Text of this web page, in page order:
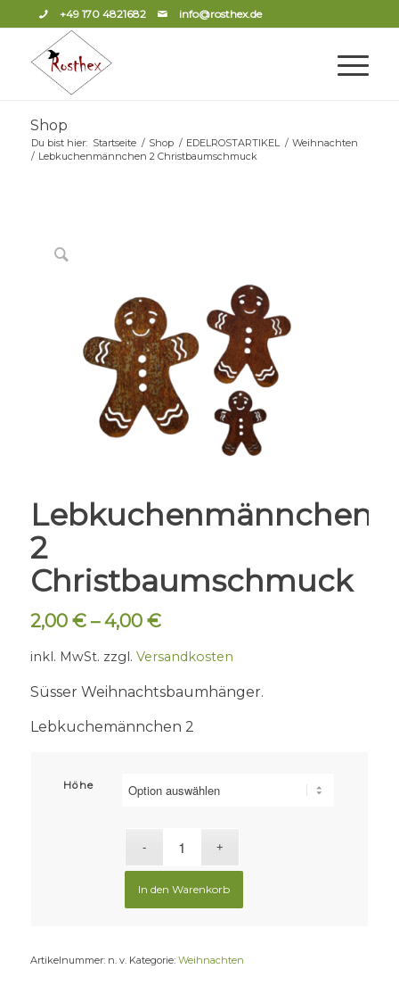
+49 170 4821682 info@rosthex.de
Shop
Du bist hier: Startseite / Shop / EDELROSTARTIKEL / Weihnachten
/ Lebkuchenmännchen 2 Christbaumschmuck
Lebkuchenmännchen
2
Christbaumschmuck
2,00 €–4,00 €
inkl. MwSt. zzgl. Versandkosten
Süsser Weihnachtsbaumhänger.
Lebkuchemännchen 2
Höhe
In den Warenkorb
Artikelnummer: n. v. Kategorie: Weihnachten